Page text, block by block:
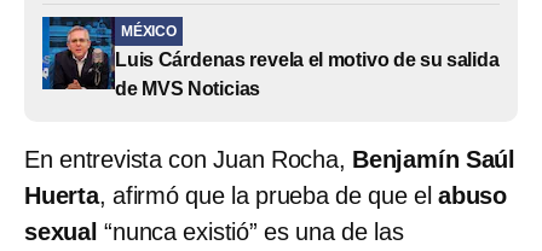
MÉXICO
Luis Cárdenas revela el motivo de su salida
de MVS Noticias
En entrevista con Juan Rocha, Benjamín Saúl
Huerta, afirmó que la prueba de que elabuso
sexual“nunca existió” es una de las